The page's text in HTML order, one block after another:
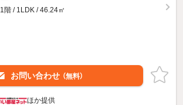
1階 / 1LDK / 46.24㎡
お問い合わせ （無料）
ほか提供